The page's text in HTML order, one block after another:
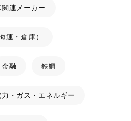
関連メーカー
運・倉庫）
金融 鉄鋼
力・ガス・エネルギー